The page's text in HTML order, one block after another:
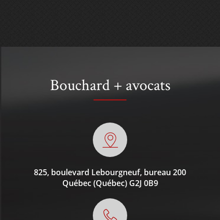
Bouchard + avocats
825, boulevard Lebourgneuf, bureau 200
Québec (Québec) G2J 0B9